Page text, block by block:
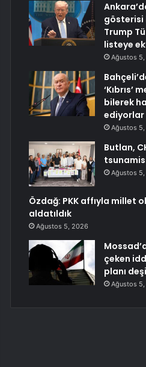
gösterisi
Trump
listeye
Ağustos
‘Kıbrıs’
bilerek
ediyorlar
Ağustos
Butlan,
Ağustos
Özdağ: PKK affıyla millet
aldatıldık
Ağustos 5, 2026
çeken
planı
Ağustos